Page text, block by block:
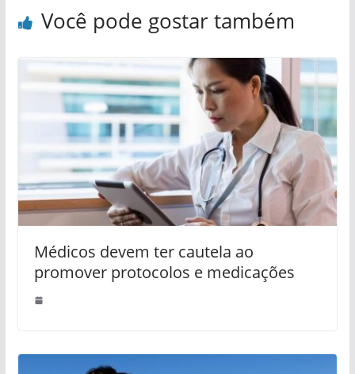
Você pode gostar também
Médicos devem ter cautela ao
promover protocolos e medicações